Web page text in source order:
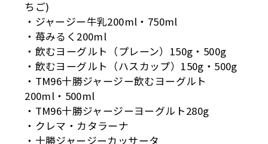
ちご)
・ジャージー牛乳200ml・750ml
・苺みるく200ml
・飲むヨーグルト（プレーン）150g・500g
・飲むヨーグルト（ハスカップ）150g・500g
・TM96十勝ジャージー飲むヨーグルト
200ml・500ml
・TM96十勝ジャージーヨーグルト280g
・クレマ・カタラーナ
・十勝ジャージーカッサータ